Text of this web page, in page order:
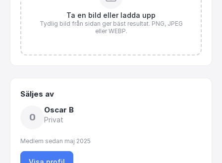
Ta en bild eller ladda upp
Tydlig bild från sidan ger bäst resultat. PNG, JPEG
eller WEBP.
Säljes av
O
Oscar B
Privat
Medlem sedan maj 2025